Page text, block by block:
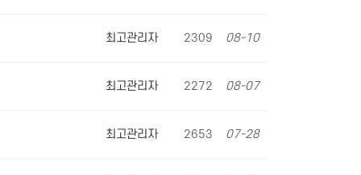
최고관리자 2309 08-10
최고관리자 2272 08-07
최고관리자 2653 07-28